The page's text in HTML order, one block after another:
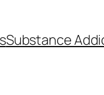
Substance